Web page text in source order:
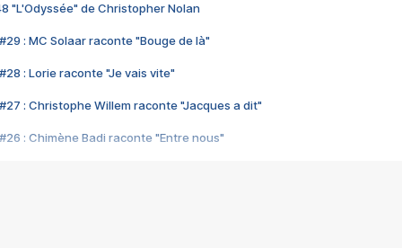
"L'Odyssée" de Christopher Nolan
#29 : MC Solaar raconte "Bouge de là"
#28 : Lorie raconte "Je vais vite"
#27 : Christophe Willem raconte "Jacques a dit"
#26 : Chimène Badi raconte "Entre nous"